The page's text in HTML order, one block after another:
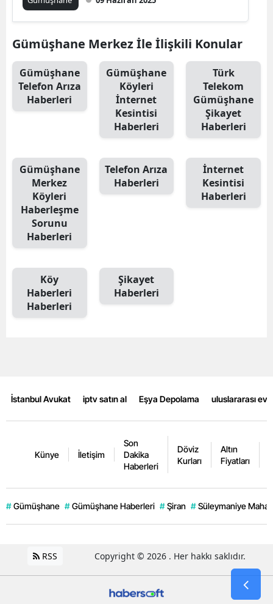
Gümüşhane Merkez İle İlişkili Konular
Gümüşhane
Telefon Arıza
Haberleri
Gümüşhane
Köyleri
İnternet
Kesintisi
Haberleri
Türk
Telekom
Gümüşhane
Şikayet
Haberleri
Gümüşhane
Merkez
Köyleri
Haberleşme
Sorunu
Haberleri
Telefon Arıza
Haberleri
İnternet
Kesintisi
Haberleri
Köy
Haberleri
Haberleri
Şikayet
Haberleri
İstanbul Avukat iptv satın al Eşya Depolama uluslararası
Künye İletişim
Son
Dakika
Haberleri
Döviz
Kurları
Altın
Fiyatları
# Gümüşhane # Gümüşhane Haberleri # Şiran # Süleymaniye
RSS Copyright © 2026 . Her hakkı saklıdır.